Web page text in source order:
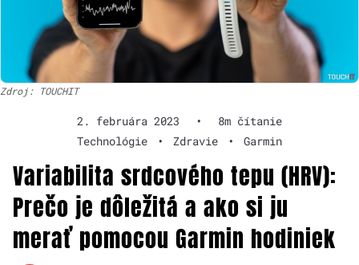
Zdroj: TOUCHIT
2. februára 2023 •
8m čítanie
Technológie
• Zdravie • Garmin
Variabilita srdcového tepu (HRV):
Prečo je dôležitá a ako si ju
merať pomocou Garmin hodiniek